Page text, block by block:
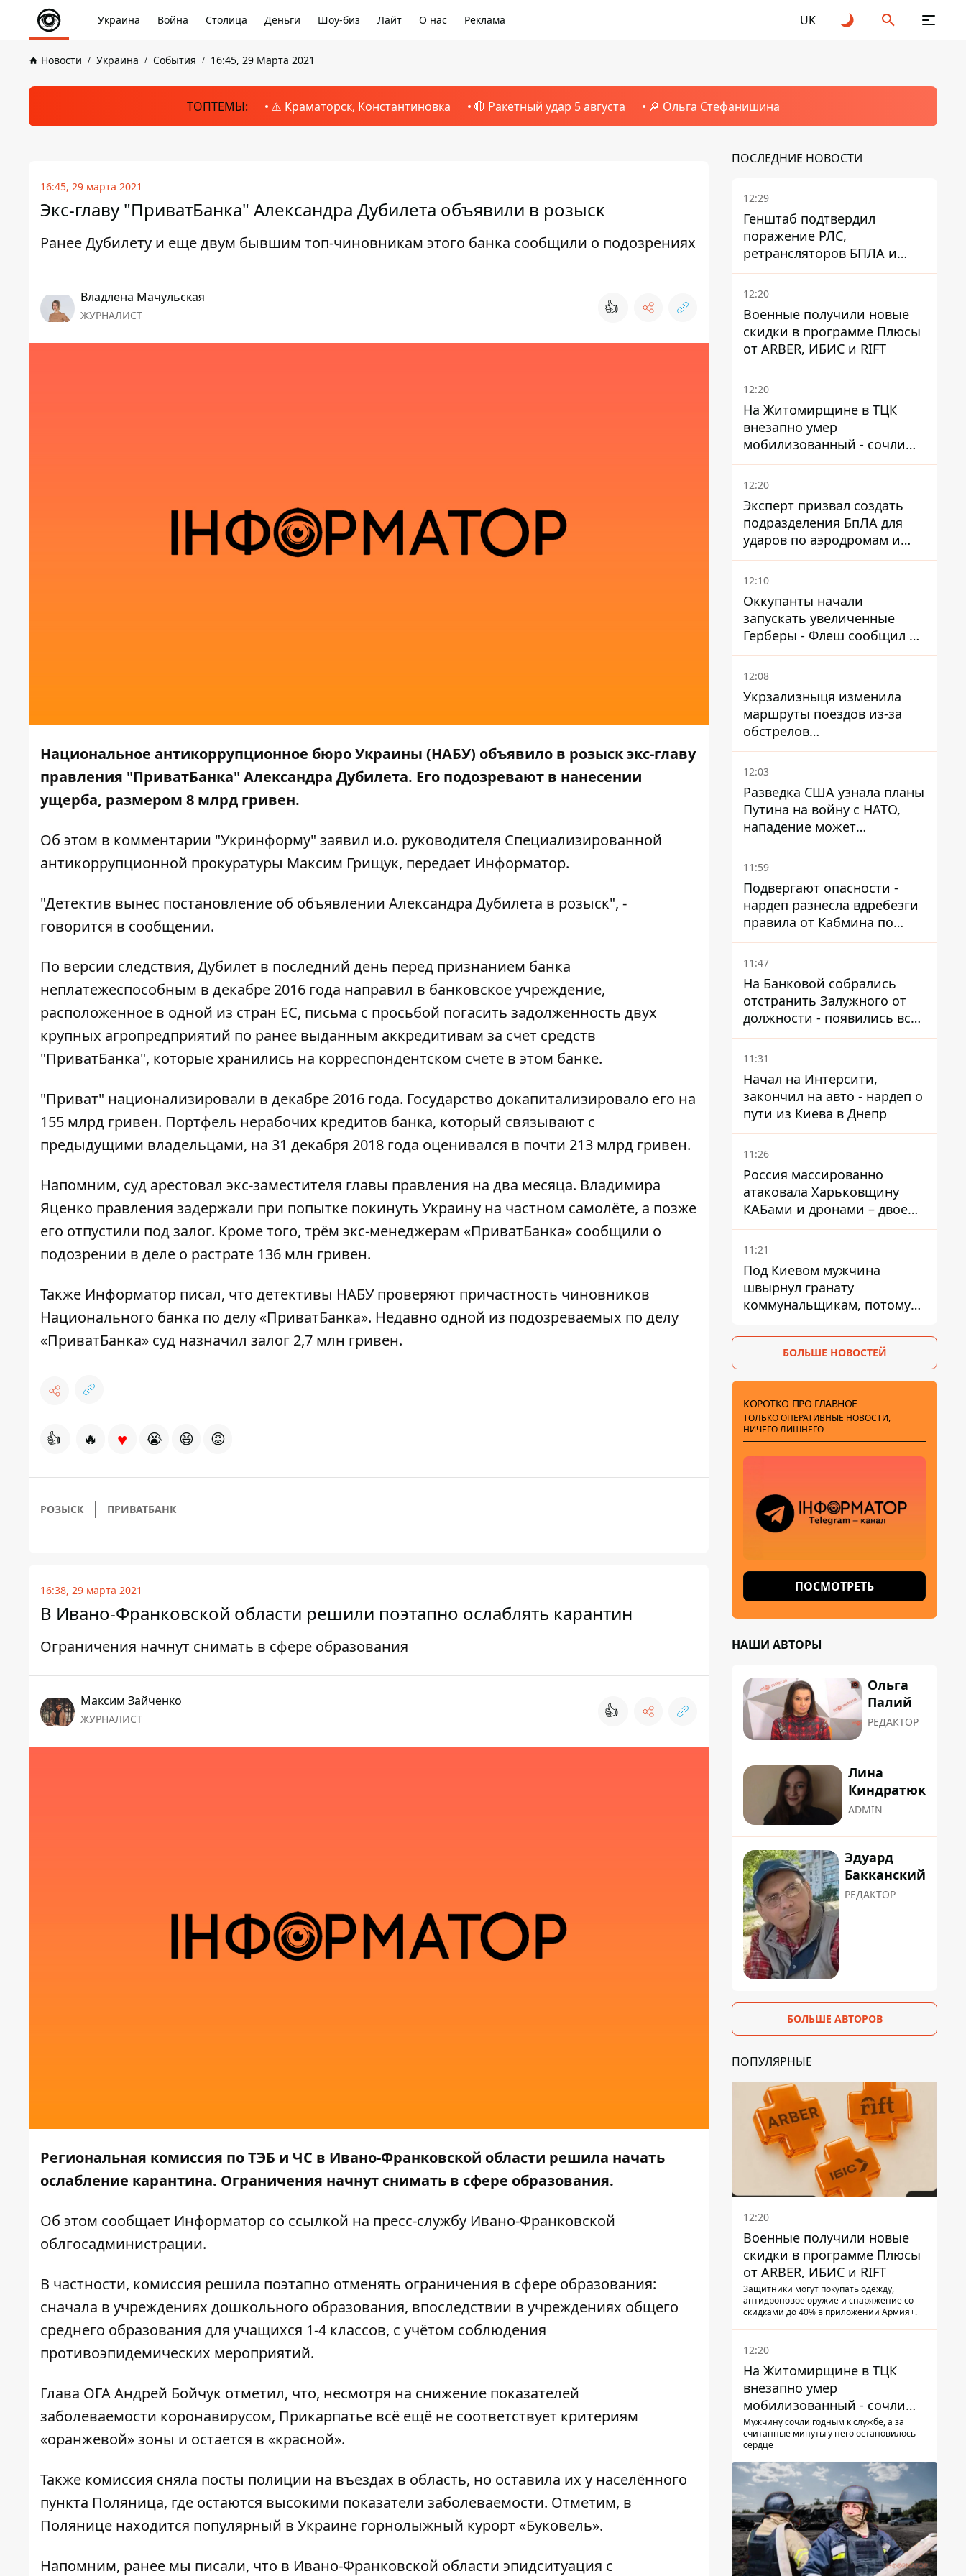
Украина Война Столица Деньги Шоу-биз Лайт О нас Реклама UK
Новости Украина События 16:45, 29 Марта 2021
ТОПТЕМЫ: ⚠️ Краматорск, Константиновка 🔴 Ракетный удар 5 августа 🔎 Ольга Стефанишина
16:45, 29 марта 2021
Экс-главу "ПриватБанка" Александра Дубилета объявили в розыск
Ранее Дубилету и еще двум бывшим топ-чиновникам этого банка сообщили о подозрениях
Владлена Мачульская
ЖУРНАЛИСТ 👍
Национальное антикоррупционное бюро Украины (НАБУ) объявило в розыск экс-главу
правления "ПриватБанка" Александра Дубилета. Его подозревают в нанесении
ущерба, размером 8 млрд гривен.
Об этом в комментарии "Укринформу" заявил и.о. руководителя Специализированной
антикоррупционной прокуратуры Максим Грищук, передает Информатор.
"Детектив вынес постановление об объявлении Александра Дубилета в розыск", -
говорится в сообщении.
По версии следствия, Дубилет в последний день перед признанием банка
неплатежеспособным в декабре 2016 года направил в банковское учреждение,
расположенное в одной из стран ЕС, письма с просьбой погасить задолженность двух
крупных агропредприятий по ранее выданным аккредитивам за счет средств
"ПриватБанка", которые хранились на корреспондентском счете в этом банке.
"Приват" национализировали в декабре 2016 года. Государство докапитализировало его на
155 млрд гривен. Портфель нерабочих кредитов банка, который связывают с
предыдущими владельцами, на 31 декабря 2018 года оценивался в почти 213 млрд гривен.
Напомним, суд арестовал экс-заместителя главы правления на два месяца. Владимира
Яценко правления задержали при попытке покинуть Украину на частном самолёте, а позже
его отпустили под залог. Кроме того, трём экс-менеджерам «ПриватБанка» сообщили о
подозрении в деле о растрате 136 млн гривен.
Также Информатор писал, что детективы НАБУпроверяют причастность чиновников
Национального банка по делу «ПриватБанка». Недавно одной из подозреваемых по делу
«ПриватБанка» суд назначил залог 2,7 млн гривен.
👍 🔥 ♥ 😭 😆 😡
РОЗЫСК ПРИВАТБАНК
16:38, 29 марта 2021
В Ивано-Франковской области решили поэтапно ослаблять карантин
Ограничения начнут снимать в сфере образования
Максим Зайченко
ЖУРНАЛИСТ 👍
Региональная комиссия по ТЭБ и ЧС в Ивано-Франковской области решила начать
ослабление карантина. Ограничения начнут снимать в сфере образования.
Об этом сообщает Информатор со ссылкой на пресс-службу Ивано-Франковской
облгосадминистрации.
В частности, комиссия решила поэтапно отменять ограничения в сфере образования:
сначала в учреждениях дошкольного образования, впоследствии в учреждениях общего
среднего образования для учащихся 1-4 классов, с учётом соблюдения
противоэпидемических мероприятий.
Глава ОГА Андрей Бойчук отметил, что, несмотря на снижение показателей
заболеваемости коронавирусом, Прикарпатье всё ещё не соответствует критериям
«оранжевой» зоны и остается в «красной».
Также комиссия сняла посты полиции на въездах в область, но оставила их у населённого
пункта Поляница, где остаются высокими показатели заболеваемости. Отметим, в
Полянице находится популярный в Украине горнолыжный курорт «Буковель».
Напомним, ранее мы писали, что в Ивано-Франковской области эпидситуация с
ПОСЛЕДНИЕ НОВОСТИ
12:29
Генштаб подтвердил
поражение РЛС,
ретрансляторов БПЛА и
других военных объектов
РФ в Крыму и на юге
12:20
Военные получили новые
скидки в программе Плюсы
от ARBER, ИБИС и RIFT
12:20
На Житомирщине в ТЦК
внезапно умер
мобилизованный - сочли
годным и сразу
остановилось сердце
12:20
Эксперт призвал создать
подразделения БпЛА для
ударов по аэродромам и
составам КАБ врага
12:10
Оккупанты начали
запускать увеличенные
Герберы - Флеш сообщил о
новой модификации дрона
12:08
Укрзализныця изменила
маршруты поездов из-за
обстрелов
Днепропетровщины,
Харьковщины и Запорожья
12:03
Разведка США узнала планы
Путина на войну с НАТО,
нападение может
произойти осенью – в WSJ
раскрыли детали
11:59
Подвергают опасности -
нардеп разнесла вдребезги
правила от Кабмина по
хранению горючего
11:47
На Банковой собрались
отстранить Залужного от
должности - появились все
признаки
11:31
Начал на Интерсити,
закончил на авто - нардеп о
пути из Киева в Днепр
11:26
Россия массированно
атаковала Харьковщину
КАБами и дронами – двое
погибших и 19 раненых
11:21
Под Киевом мужчина
швырнул гранату
коммунальщикам, потому
квитанциям
БОЛЬШЕ НОВОСТЕЙ
КОРОТКО ПРО ГЛАВНОЕ
ТОЛЬКО ОПЕРАТИВНЫЕ НОВОСТИ,
НИЧЕГО ЛИШНЕГО
ПОСМОТРЕТЬ
НАШИ АВТОРЫ
Ольга
Палий
РЕДАКТОР
Лина
Киндратюк
ADMIN
Эдуард
Бакканский
РЕДАКТОР
БОЛЬШЕ АВТОРОВ
ПОПУЛЯРНЫЕ
12:20
Военные получили новые
скидки в программе Плюсы
от ARBER, ИБИС и RIFT
Защитники могут покупать одежду,
антидроновое оружие и снаряжение со
скидками до 40% в приложении Армия+.
12:20
На Житомирщине в ТЦК
внезапно умер
мобилизованный - сочли
годным и сразу
остановилось сердце
Мужчину сочли годным к службе, а за
считанные минуты у него остановилось
сердце